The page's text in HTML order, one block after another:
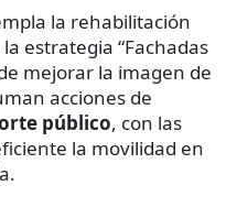
la rehabilitación
estrategia “Fachadas
mejorar la imagen de
acciones de
público, con las
la movilidad en